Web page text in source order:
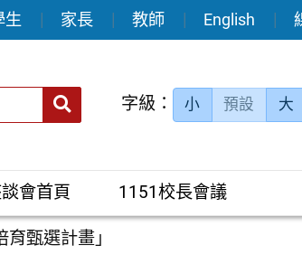
生 家長 教師 English
送出 字級： 小 預設 大
會首頁 1151校長會議
甄選計畫」